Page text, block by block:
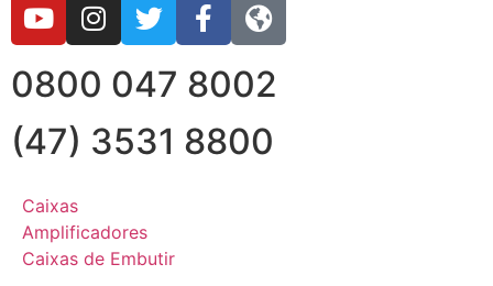
0800 047 8002
(47) 3531 8800
Caixas
Amplificadores
Caixas de Embutir